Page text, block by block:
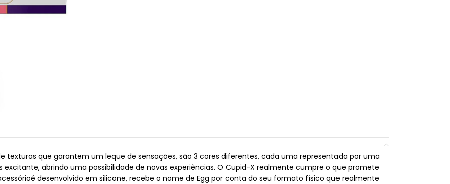
texturas que garantem um leque de sensações, são 3 cores diferentes, cada uma representada por uma
abrindo uma possibilidade de novas experiências. O Cupid-X realmente cumpre o que promete
desenvolvido em silicone, recebe o nome de Egg por conta do seu formato físico que realmente